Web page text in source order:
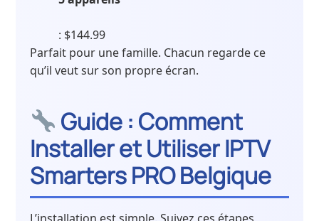
: $144.99
Parfait pour une famille. Chacun regarde ce
qu’il veut sur son propre écran.
Guide : Comment
Installer et Utiliser IPTV
Smarters PRO Belgique